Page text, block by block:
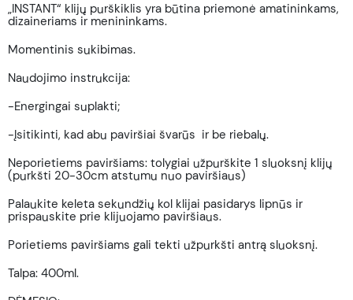
„INSTANT“ klijų purškiklis yra būtina priemonė amatininkams,
dizaineriams ir menininkams.
Momentinis sukibimas.
Naudojimo instrukcija:
-Energingai suplakti;
-Įsitikinti, kad abu paviršiai švarūs ir be riebalų.
Neporietiems paviršiams: tolygiai užpurškite 1 sluoksnį klijų
(purkšti 20-30cm atstumu nuo paviršiaus)
Palaukite keleta sekundžių kol klijai pasidarys lipnūs ir
prispauskite prie klijuojamo paviršiaus.
Porietiems paviršiams gali tekti užpurkšti antrą sluoksnį.
Talpa: 400ml.